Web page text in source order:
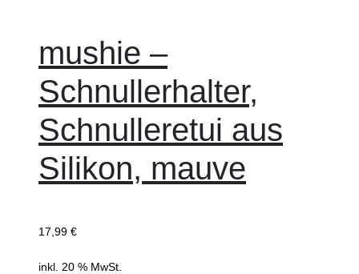
mushie –
Schnullerhalter,
Schnulleretui aus
Silikon, mauve
17,99 €
inkl. 20 % MwSt.